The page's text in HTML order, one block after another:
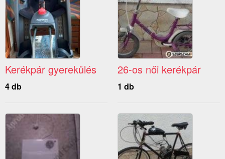
Kerékpár gyerekülés
4 db
26-os női kerékpár
1 db